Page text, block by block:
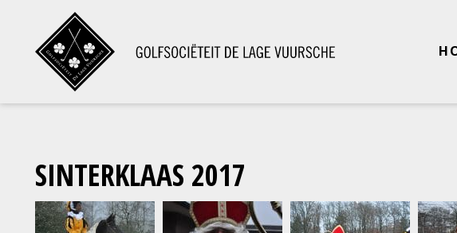
SINTERKLAAS 2017